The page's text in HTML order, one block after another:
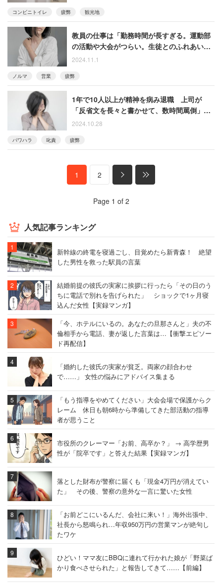
コンビニトイレ 疲弊 観光地
教員の仕事は「勤務時間が長すぎる。運動部
の活動や大会がつらい。生徒とのふれあい
や、授業は楽しいのですが……」と苦労を語
2024.11.1
ノルマ 営業 疲弊
1年で10人以上が精神を病み退職 上司が
「反省文を長々と書かせて、数時間罵倒」す
る職場
2024.10.28
パワハラ 叱責 疲弊
1 2
Page 1 of 2
人気記事ランキング
新幹線の終電を寝過ごし、目覚めたら新青森！ 絶望
した男性を救った駅員の言葉
結婚前提の彼氏の実家に挨拶に行ったら「その日のう
ちに電話で別れを告げられた」 ショックで1ヶ月寝
込んだ女性【実録マンガ】
「今、ホテルにいるの。あなたの旦那さんと」夫の不
倫相手から電話、妻が返した言葉は…【衝撃エピソー
ド再配信】
「婚約した彼氏の実家が貧乏。両家の顔合わせ
で……」 女性の悩みにアドバイス集まる
「もう指導をやめてください」大会会場で保護からク
レーム 休日も朝6時から準備してきた部活動の指導
者が思うこと
市役所のクレーマー「お前、高卒か？」 → 高学歴男
性が「院卒です」と答えた結果【実録マンガ】
落とした財布が警察に届くも「現金4万円が消えてい
た」 その後、警察の意外な一言に驚いた女性
「お前どこにいるんだ、会社に来い！」海外出張中、
社長から怒鳴られ…年収950万円の営業マンが絶句し
たワケ
ひどい！ママ友にBBQに連れて行かれた娘が「野菜ば
かり食べさせられた」と報告してきて……【前編】